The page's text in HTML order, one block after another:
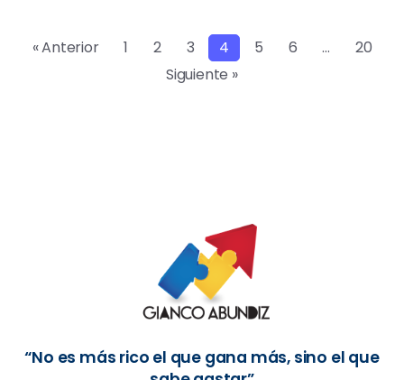
« Anterior 1 2 3 4 5 6 …
20
Siguiente »
“No es más rico el que gana más, sino el que